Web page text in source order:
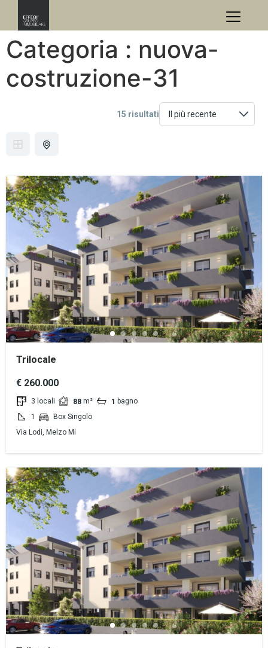
Categoria : nuova-
costruzione-31
15 risultati
Trilocale
€ 260.000
3 locali 88 m² 1 bagno
1
Box Singolo
Via Lodi, Melzo Mi